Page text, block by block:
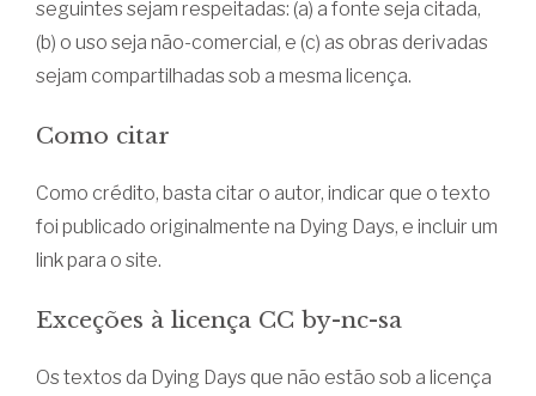
seguintes sejam respeitadas: (a) a fonte seja citada,
(b) o uso seja não-comercial, e (c) as obras derivadas
sejam compartilhadas sob a mesma licença.
Como citar
Como crédito, basta citar o autor, indicar que o texto
foi publicado originalmente na Dying Days, e incluir um
link para o site.
Exceções à licença CC by-nc-sa
Os textos da Dying Days que não estão sob a licença